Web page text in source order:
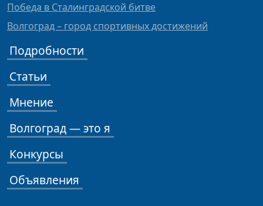
Победа в Сталинградской битве
Волгоград – город спортивных достижений
Подробности
Статьи
Мнение
Волгоград — это я
Конкурсы
Объявления